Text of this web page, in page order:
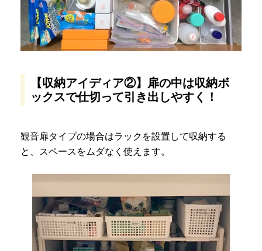
【収納アイディア②】扉の中は収納ボ
ックスで仕切って引き出しやすく！
観音扉タイプの場合はラックを設置して収納する
と、スペースをムダなく使えます。